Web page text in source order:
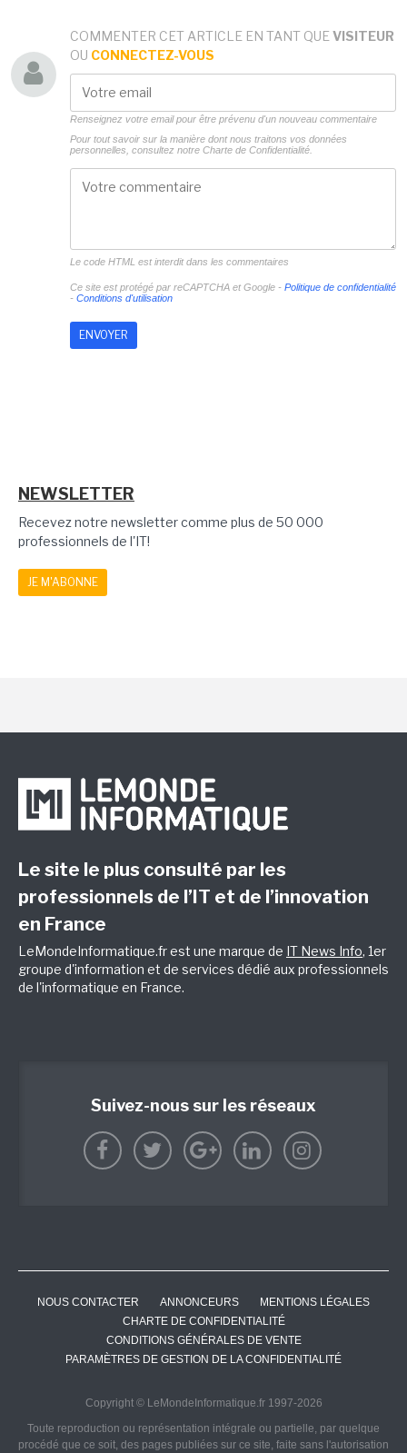
COMMENTER CET ARTICLE EN TANT QUE VISITEUR
OU CONNECTEZ-VOUS
Renseignez votre email pour être prévenu d'un nouveau commentaire
Pour tout savoir sur la manière dont nous traitons vos données
personnelles, consultez notre Charte de Confidentialité.
Le code HTML est interdit dans les commentaires
Ce site est protégé par reCAPTCHA et Google - Politique de confidentialité
- Conditions d'utilisation
NEWSLETTER
Recevez notre newsletter comme plus de 50 000
professionnels de l'IT!
JE M'ABONNE
Le site le plus consulté par les
professionnels de l’IT et de l’innovation
en France
LeMondeInformatique.fr est une marque de IT News Info, 1er
groupe d'information et de services dédié aux professionnels
de l'informatique en France.
Suivez-nous sur les réseaux
NOUS CONTACTER ANNONCEURS
MENTIONS LÉGALES
CHARTE DE CONFIDENTIALITÉ
CONDITIONS GÉNÉRALES DE VENTE
PARAMÈTRES DE GESTION DE LA CONFIDENTIALITÉ
Copyright © LeMondeInformatique.fr 1997-2026
Toute reproduction ou représentation intégrale ou partielle, par quelque
procédé que ce soit, des pages publiées sur ce site, faite sans l'autorisation